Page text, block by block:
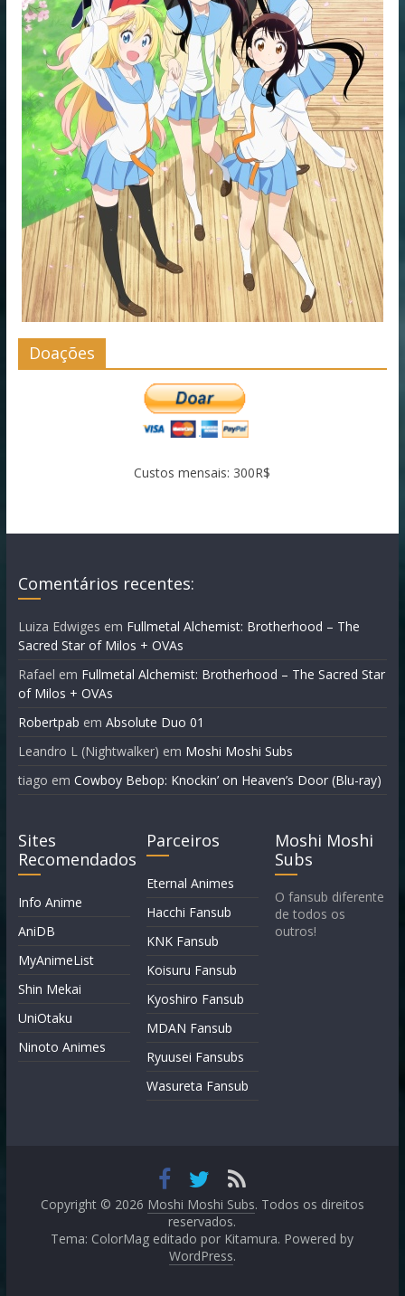
Doações
Custos mensais: 300R$
Comentários recentes:
Luiza Edwiges em Fullmetal Alchemist: Brotherhood – The
Sacred Star of Milos + OVAs
Rafael em Fullmetal Alchemist: Brotherhood – The Sacred Star
of Milos + OVAs
Robertpab em Absolute Duo 01
Leandro L (Nightwalker) em Moshi Moshi Subs
tiago em Cowboy Bebop: Knockin’ on Heaven’s Door (Blu-ray)
Sites
Recomendados
Info Anime
AniDB
MyAnimeList
Shin Mekai
UniOtaku
Ninoto Animes
Parceiros
Eternal Animes
Hacchi Fansub
KNK Fansub
Koisuru Fansub
Kyoshiro Fansub
MDAN Fansub
Ryuusei Fansubs
Wasureta Fansub
Moshi Moshi
Subs
O fansub diferente
de todos os
outros!
Copyright © 2026 Moshi Moshi Subs. Todos os direitos
reservados.
Tema: ColorMag editado por Kitamura. Powered by
WordPress.